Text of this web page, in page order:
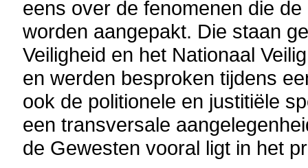
eens over de fenomenen die
worden aangepakt. Die staan
Veiligheid en het Nationaal
en werden besproken tijdens
ook de politionele en justitiële
een transversale
de Gewesten vooral ligt in het